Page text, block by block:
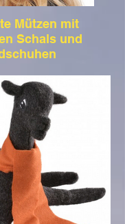
Mützen mit
Schals und
und Schals
schön verarbeitet, mit
Natürlich darf alles
anprobiert werden.
dabei!